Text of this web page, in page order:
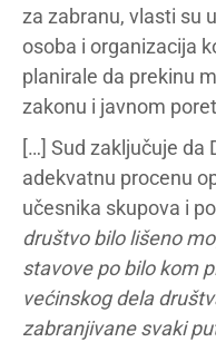
za zabranu, vlasti su
osoba i organizacija
planirale da prekinu
zakonu i javnom
[…] Sud zaključuje da
adekvatnu procenu
učesnika skupova i
društvo bilo lišeno
stavove po bilo kom
većinskog dela
zabranjivane svaki